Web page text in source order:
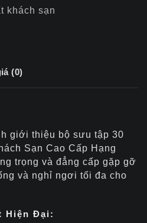
khách sạn
(0)
giới thiệu bộ sưu tập 30
Sạn Cao Cấp Hạng
trọng và đẳng cấp gặp gỡ
và nghỉ ngơi tối đa cho
Hiện Đại: